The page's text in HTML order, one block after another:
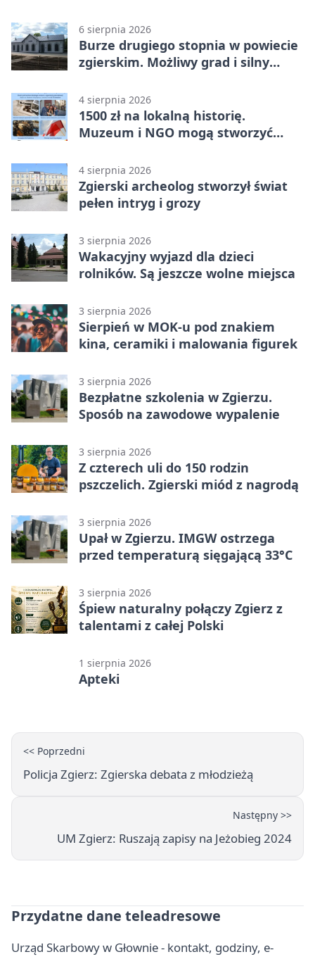
6 sierpnia 2026
Burze drugiego stopnia w powiecie
zgierskim. Możliwy grad i silny
4 sierpnia 2026
1500 zł na lokalną historię.
Muzeum i NGO mogą stworzyć
4 sierpnia 2026
Zgierski archeolog stworzył świat
pełen intryg i grozy
3 sierpnia 2026
Wakacyjny wyjazd dla dzieci
rolników. Są jeszcze wolne miejsca
3 sierpnia 2026
Sierpień w MOK-u pod znakiem
kina, ceramiki i malowania figurek
3 sierpnia 2026
Bezpłatne szkolenia w Zgierzu.
Sposób na zawodowe wypalenie
3 sierpnia 2026
Z czterech uli do 150 rodzin
pszczelich. Zgierski miód z nagrodą
3 sierpnia 2026
Upał w Zgierzu. IMGW ostrzega
przed temperaturą sięgającą 33°C
3 sierpnia 2026
Śpiew naturalny połączy Zgierz z
talentami z całej Polski
1 sierpnia 2026
Apteki
<< Poprzedni
Policja Zgierz: Zgierska debata z młodzieżą
Następny >>
UM Zgierz: Ruszają zapisy na Jeżobieg 2024
Przydatne dane teleadresowe
Urząd Skarbowy w Głownie - kontakt, godziny, e-